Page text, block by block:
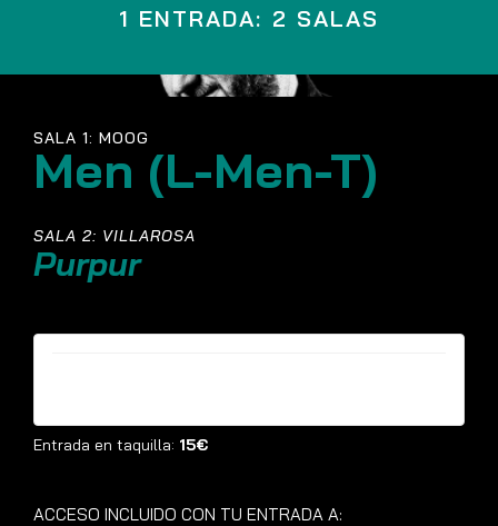
1 ENTRADA: 2 SALAS
SALA 1: MOOG
Men (L-Men-T)
SALA 2: VILLAROSA
Purpur
Entrada en taquilla: 15€
ACCESO INCLUIDO CON TU ENTRADA A: